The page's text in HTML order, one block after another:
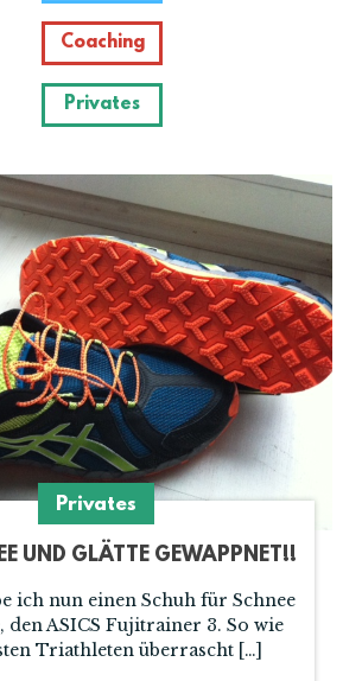
Coaching
Privates
Privates
UND GLÄTTE GEWAPPNET!!
ich nun einen Schuh für Schnee
den ASICS Fujitrainer 3. So wie
Triathleten überrascht […]